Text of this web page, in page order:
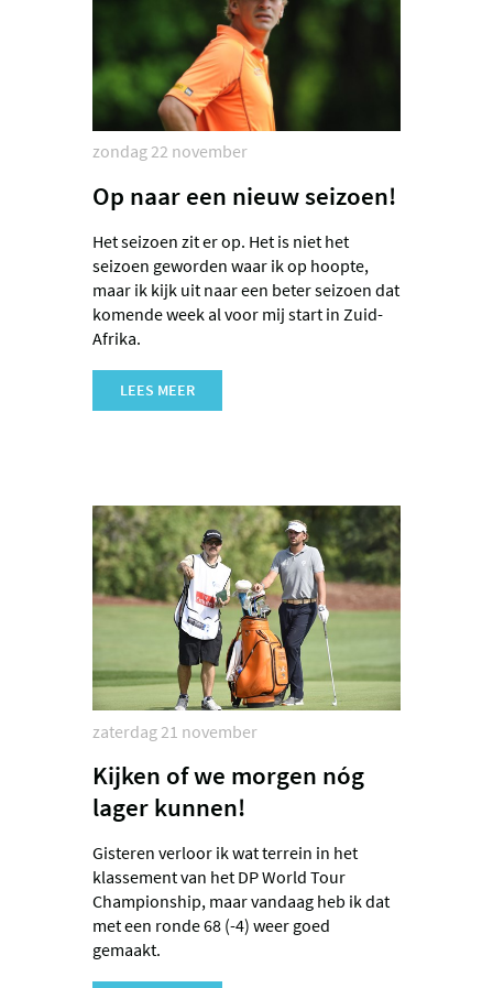
zondag 22 november
Op naar een nieuw seizoen!
Het seizoen zit er op. Het is niet het
seizoen geworden waar ik op hoopte,
maar ik kijk uit naar een beter seizoen dat
komende week al voor mij start in Zuid-
Afrika.
LEES MEER
zaterdag 21 november
Kijken of we morgen nóg
lager kunnen!
Gisteren verloor ik wat terrein in het
klassement van het DP World Tour
Championship, maar vandaag heb ik dat
met een ronde 68 (-4) weer goed
gemaakt.